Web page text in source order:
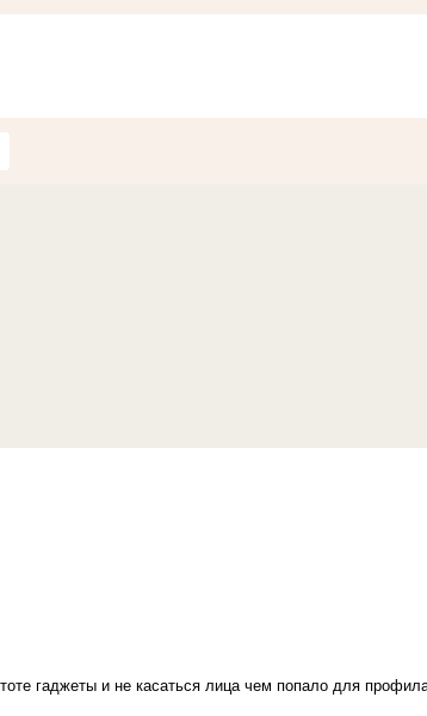
гаджеты и не касаться лица чем попало для